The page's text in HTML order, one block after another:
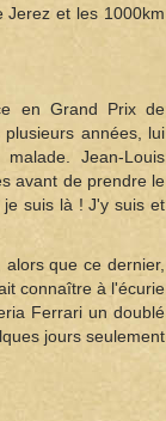
Jerez et les 1000km
en Grand Prix de
plusieurs années, lui
Jean-Louis
avant de prendre le
suis là ! J'y suis et
que ce dernier,
connaître à l'écurie
Ferrari un doublé
jours seulement